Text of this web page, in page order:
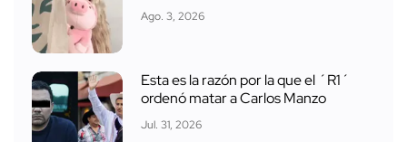
Ago. 3, 2026
Esta es la razón por la que el ´R1´
ordenó matar a Carlos Manzo
Jul. 31, 2026